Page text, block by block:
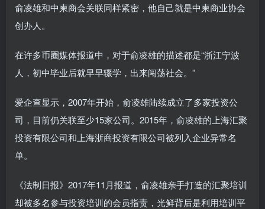
俞凌雄和中柬商会关联同样紧密，他自己就是中柬商业协会
创办人。
在许多币圈媒体报道中，对于俞凌雄的描述都是“浙江宁波
人，初中毕业后就早早辍学，出来闯荡社会。”
爱企查显示，2007年开始，俞凌雄陆续成立了多家投资公
司，目前仍关联至少15家公司。2015年，俞凌雄的上海汇聚
投资有限公司和上海浙商投资有限公司被列入企业异常名
单。
《法制日报》2017年11月报道，俞凌雄亲手打造的汇聚培训
却被多名参与投资培训的会员指责，光鲜背后是利用培训平